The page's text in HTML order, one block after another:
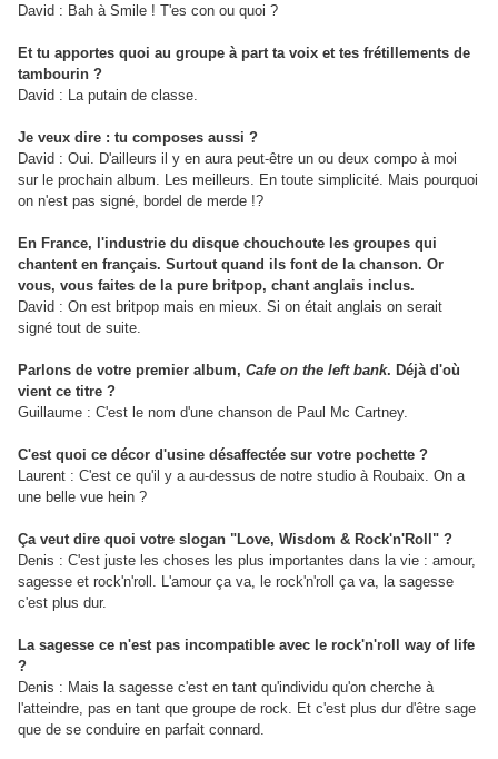
David : Bah à Smile ! T'es con ou quoi ?
Et tu apportes quoi au groupe à part ta voix et tes frétillements de
tambourin ?
David : La putain de classe.
Je veux dire : tu composes aussi ?
David : Oui. D'ailleurs il y en aura peut-être un ou deux compo à moi
sur le prochain album. Les meilleurs. En toute simplicité. Mais pourquoi
on n'est pas signé, bordel de merde !?
En France, l'industrie du disque chouchoute les groupes qui
chantent en français. Surtout quand ils font de la chanson. Or
vous, vous faites de la pure britpop, chant anglais inclus.
David : On est britpop mais en mieux. Si on était anglais on serait
signé tout de suite.
Parlons de votre premier album, Cafe on the left bank. Déjà d'où
vient ce titre ?
Guillaume : C'est le nom d'une chanson de Paul Mc Cartney.
C'est quoi ce décor d'usine désaffectée sur votre pochette ?
Laurent : C'est ce qu'il y a au-dessus de notre studio à Roubaix. On a
une belle vue hein ?
Ça veut dire quoi votre slogan "Love, Wisdom & Rock'n'Roll" ?
Denis : C'est juste les choses les plus importantes dans la vie : amour,
sagesse et rock'n'roll. L'amour ça va, le rock'n'roll ça va, la sagesse
c'est plus dur.
La sagesse ce n'est pas incompatible avec le rock'n'roll way of life
?
Denis : Mais la sagesse c'est en tant qu'individu qu'on cherche à
l'atteindre, pas en tant que groupe de rock. Et c'est plus dur d'être sage
que de se conduire en parfait connard.